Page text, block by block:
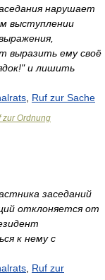
нарушает
выступлении
выразить ему своё
и лишить
Ruf zur Sache
zur Ordnung
заседаний
отклоняется от
к нему с
Ruf zur